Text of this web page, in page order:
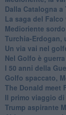
Dalla Catalogna
La saga del
Medioriente
Turchia-Erdogan,
Un via vai nel
Nel Golfo è
I 50 anni della
Golfo spaccato,
The Donald meet
Il primo viaggio
Trump aspirante